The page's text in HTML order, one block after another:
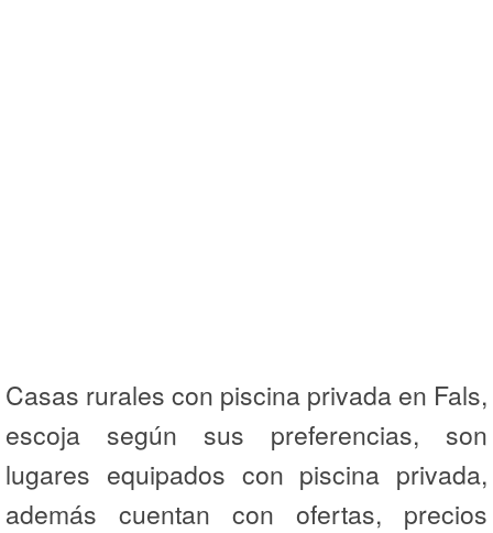
Casas rurales con piscina privada en Fals,
escoja según sus preferencias, son
lugares equipados con piscina privada,
además cuentan con ofertas, precios